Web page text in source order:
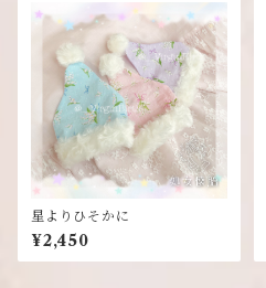
星よりひそかに
¥2,450